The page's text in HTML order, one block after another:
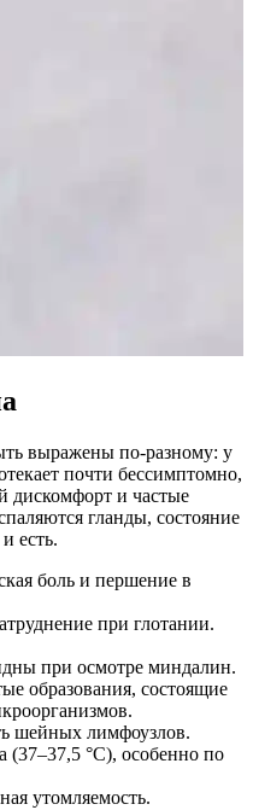
выражены по-разному: у
почти бессимптомно,
дискомфорт и частые
гланды, состояние
есть.
боль и першение в
при глотании.
при осмотре миндалин.
образования, состоящие
шейных лимфоузлов.
(37–37,5 °С), особенно по
утомляемость.